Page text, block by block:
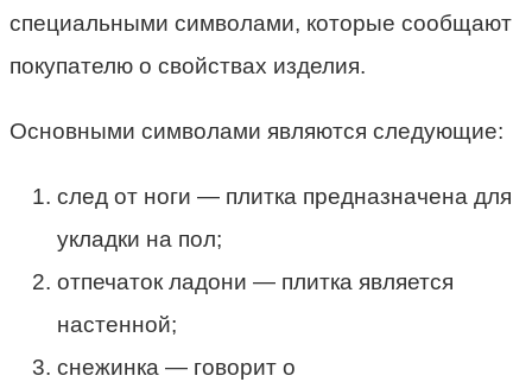
специальными символами, которые сообщают
покупателю о свойствах изделия.
Основными символами являются следующие:
след от ноги — плитка предназначена для
укладки на пол;
отпечаток ладони — плитка является
настенной;
снежинка — говорит о